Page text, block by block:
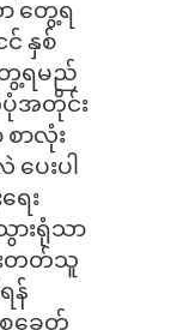
တွေ့ရ
နှစ်
ေ့ရမည်
ပုံအတိုင်း
စာလုံး
ေးပါ
ေး
းရုံသာ
းတတ်သူ
န်
ခေတ်